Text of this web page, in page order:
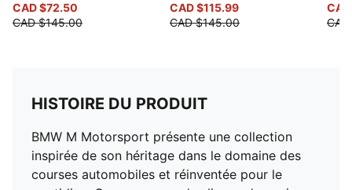
hommes
CAD $72.50
CAD $145.00
CAD $115.99
CAD $145.00
HISTOIRE DU PRODUIT
BMW M Motorsport présente une collection
inspirée de son héritage dans le domaine des
courses automobiles et réinventée pour le